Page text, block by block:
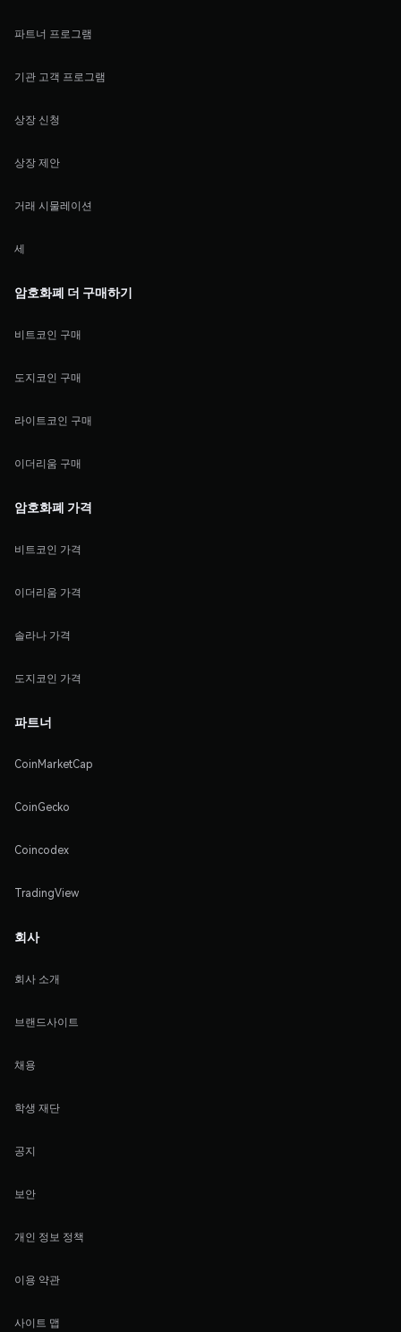
파트너 프로그램
기관 고객 프로그램
상장 신청
상장 제안
거래 시물레이션
세
암호화폐 더 구매하기
비트코인 구매
도지코인 구매
라이트코인 구매
이더리움 구매
암호화폐 가격
비트코인 가격
이더리움 가격
솔라나 가격
도지코인 가격
파트너
CoinMarketCap
CoinGecko
Coincodex
TradingView
회사
회사 소개
브랜드사이트
채용
학생 재단
공지
보안
개인 정보 정책
이용 약관
사이트 맵